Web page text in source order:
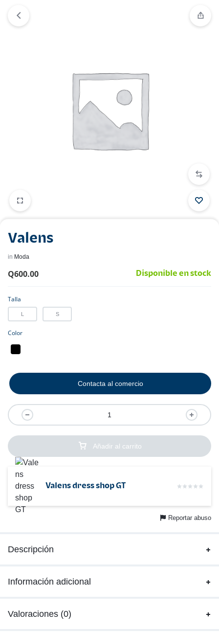
Valens
in Moda
Q600.00 Disponible en stock
Talla
L S
Color
Añadir al carrito
Contacta al comercio
Valens dress shop GT
Reportar abuso
Descripción
Información adicional
Valoraciones (0)